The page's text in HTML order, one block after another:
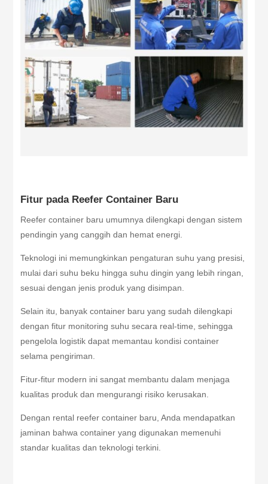
Fitur pada Reefer Container Baru
Reefer container baru umumnya dilengkapi dengan sistem
pendingin yang canggih dan hemat energi.
Teknologi ini memungkinkan pengaturan suhu yang presisi,
mulai dari suhu beku hingga suhu dingin yang lebih ringan,
sesuai dengan jenis produk yang disimpan.
Selain itu, banyak container baru yang sudah dilengkapi
dengan fitur monitoring suhu secara real-time, sehingga
pengelola logistik dapat memantau kondisi container
selama pengiriman.
Fitur-fitur modern ini sangat membantu dalam menjaga
kualitas produk dan mengurangi risiko kerusakan.
Dengan rental reefer container baru, Anda mendapatkan
jaminan bahwa container yang digunakan memenuhi
standar kualitas dan teknologi terkini.